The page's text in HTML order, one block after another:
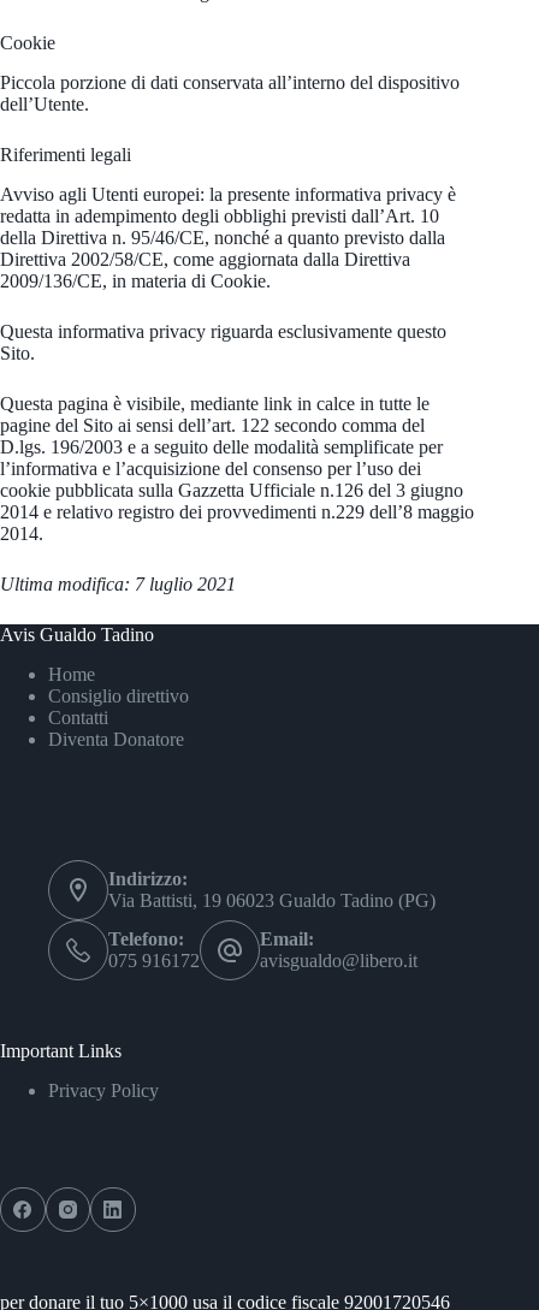
Cookie
Piccola porzione di dati conservata all’interno del dispositivo
dell’Utente.
Riferimenti legali
Avviso agli Utenti europei: la presente informativa privacy è
redatta in adempimento degli obblighi previsti dall’Art. 10
della Direttiva n. 95/46/CE, nonché a quanto previsto dalla
Direttiva 2002/58/CE, come aggiornata dalla Direttiva
2009/136/CE, in materia di Cookie.
Questa informativa privacy riguarda esclusivamente questo
Sito.
Questa pagina è visibile, mediante link in calce in tutte le
pagine del Sito ai sensi dell’art. 122 secondo comma del
D.lgs. 196/2003 e a seguito delle modalità semplificate per
l’informativa e l’acquisizione del consenso per l’uso dei
cookie pubblicata sulla Gazzetta Ufficiale n.126 del 3 giugno
2014 e relativo registro dei provvedimenti n.229 dell’8 maggio
2014.
Ultima modifica: 7 luglio 2021
Avis Gualdo Tadino
Home
Consiglio direttivo
Contatti
Diventa Donatore
Indirizzo:
Via Battisti, 19 06023 Gualdo Tadino (PG)
Telefono:
075 916172
Email:
avisgualdo@libero.it
Important Links
Privacy Policy
per donare il tuo 5×1000 usa il codice fiscale 92001720546